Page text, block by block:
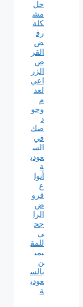
حل
مش
كلة
رف
ض
القر
ض
الزر
اعي
لعد
م
وجو
د
صك
في
الس
عودي
ة
أنوا
ع
قرو
ض
الرا
جح
ي
للمق
يمي
ن
بالس
عودي
ة